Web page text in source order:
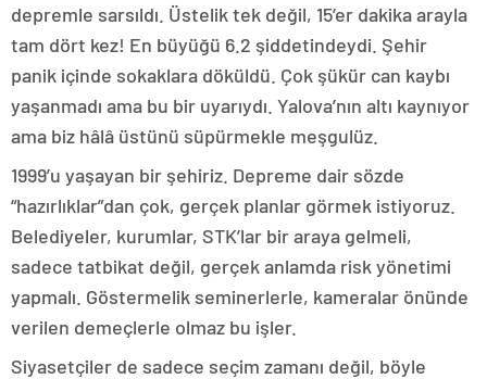
depremle sarsıldı. Üstelik tek değil, 15’er dakika arayla
tam dört kez! En büyüğü 6.2 şiddetindeydi. Şehir
panik içinde sokaklara döküldü. Çok şükür can kaybı
yaşanmadı ama bu bir uyarıydı. Yalova’nın altı kaynıyor
ama biz hâlâ üstünü süpürmekle meşgulüz.
1999’u yaşayan bir şehiriz. Depreme dair sözde
“hazırlıklar”dan çok, gerçek planlar görmek istiyoruz.
Belediyeler, kurumlar, STK’lar bir araya gelmeli,
sadece tatbikat değil, gerçek anlamda risk yönetimi
yapmalı. Göstermelik seminerlerle, kameralar önünde
verilen demeçlerle olmaz bu işler.
Siyasetçiler de sadece seçim zamanı değil, böyle